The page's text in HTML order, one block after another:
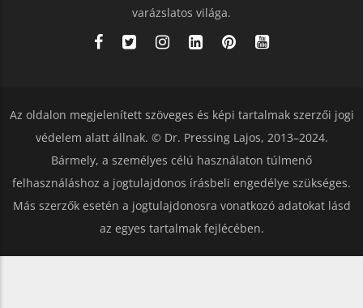
varázslatos világa.
Az oldalon megjelenített szöveges és képi tartalmak szerzői jogi
védelem alatt állnak. © Dr. Pressing Lajos, 2013–2024.
Bármely, a személyes célú használaton túlmenő
felhasználáshoz a jogtulajdonos írásbeli engedélye szükséges.
Más szerzők esetén a jogtulajdonosra vonatkozó adatokat lásd
az egyes tartalmak fejlécében.